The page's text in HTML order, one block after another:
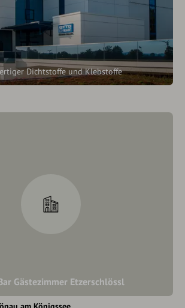
Dichtstoffe und Klebstoffe
Gästezimmer Etzerschlössl